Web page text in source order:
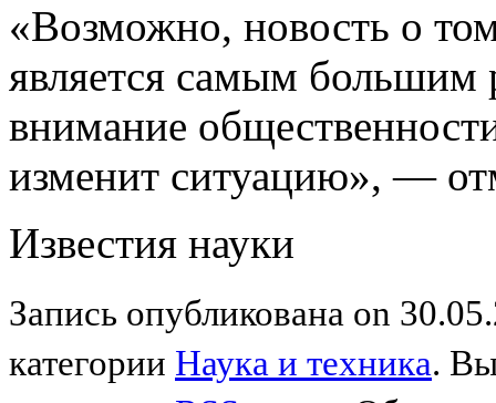
«Возможно, новость о
является самым большим
внимание
изменит ситуацию», —
Известия науки
Запись опубликована on
категории Наука и техника.